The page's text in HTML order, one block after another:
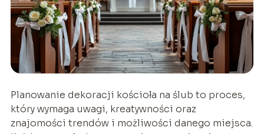
Planowanie dekoracji kościoła na ślub to proces,
który wymaga uwagi, kreatywności oraz
znajomości trendów i możliwości danego miejsca.